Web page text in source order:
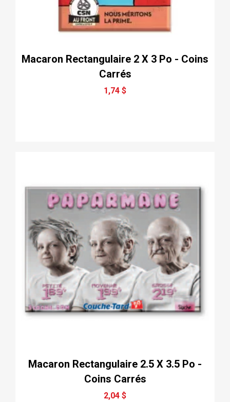
Macaron Rectangulaire 2 X 3 Po - Coins
Carrés
1,74 $
Macaron Rectangulaire 2.5 X 3.5 Po -
Coins Carrés
2,04 $